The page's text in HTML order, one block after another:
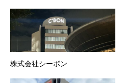
株式会社シーボン